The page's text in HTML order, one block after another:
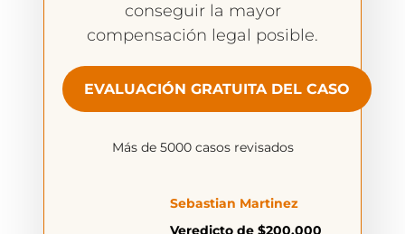
conseguir la mayor
compensación legal posible.
EVALUACIÓN GRATUITA DEL CASO
Más de 5000 casos revisados
Sebastian Martinez
Veredicto de $200,000